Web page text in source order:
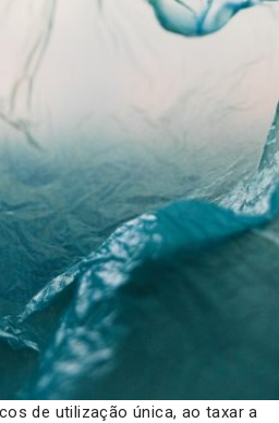
de utilização única, ao taxar a